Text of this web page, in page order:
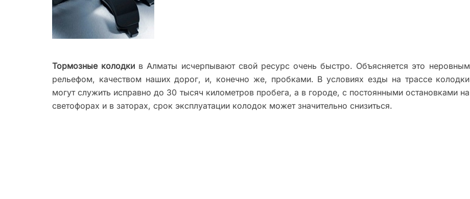
Тормозные колодки в Алматы исчерпывают свой ресурс очень быстро. Объясняется это неровным
рельефом, качеством наших дорог, и, конечно же, пробками. В условиях езды на трассе колодки
могут служить исправно до 30 тысяч километров пробега, а в городе, с постоянными остановками на
светофорах и в заторах, срок эксплуатации колодок может значительно снизиться.